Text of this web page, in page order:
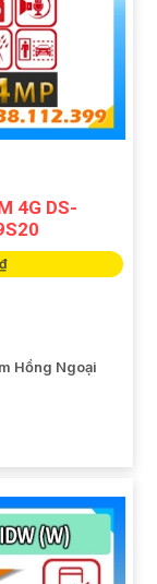
4G DS-
Hồng Ngoại